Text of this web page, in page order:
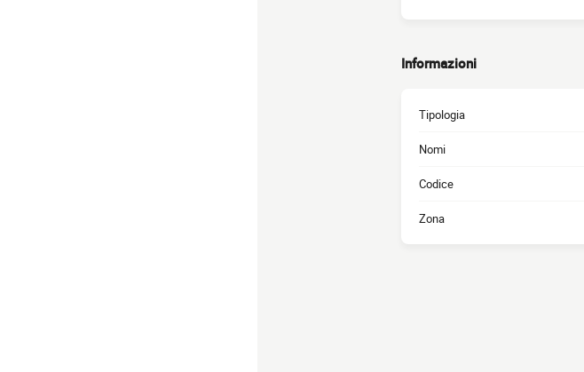
Informazioni
Tipologia
Nomi
Codice
Zona